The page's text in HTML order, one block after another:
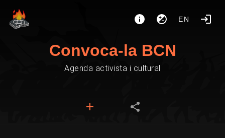
EN
Convoca-la BCN
Agenda activista i cultural